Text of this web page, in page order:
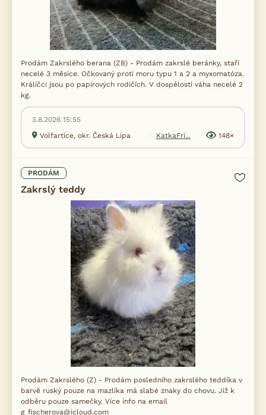
Prodám Zakrslého berana (ZB) - Prodám zakrslé beránky, staří
necelé 3 měsíce. Očkovaný proti moru typu 1 a 2 a myxomatóza.
Králíčci jsou po papírových rodičích. V dospělosti váha necelé 2
kg.
3.8.2026 15:55
Volfartice, okr. Česká Lípa
KatkaFri... 148×
PRODÁM
Zakrslý teddy
Prodám Zakrslého (Z) - Prodám posledního zakrslého teddíka v
barvě ruský pouze na mazlíka má slabé znaky do chovu. Již k
odběru pouze samečky. Více info na email
g_fischerova@icloud.com